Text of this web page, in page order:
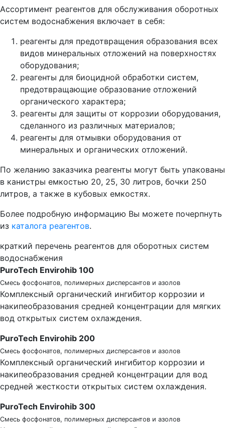
Ассортимент реагентов для обслуживания оборотных
систем водоснабжения включает в себя:
реагенты для предотвращения образования всех
видов минеральных отложений на поверхностях
оборудования;
реагенты для биоцидной обработки систем,
предотвращающие образование отложений
органического характера;
реагенты для защиты от коррозии оборудования,
сделанного из различных материалов;
реагенты для отмывки оборудования от
минеральных и органических отложений.
По желанию заказчика реагенты могут быть упакованы
в канистры емкостью 20, 25, 30 литров, бочки 250
литров, а также в кубовых емкостях.
Более подробную информацию Вы можете почерпнуть
из каталога реагентов.
краткий перечень реагентов для оборотных систем
водоснабжения
PuroTech Envirohib 100
Смесь фосфонатов, полимерных дисперсантов и азолов
Комплексный органический ингибитор коррозии и
накипеобразования средней концентрации для мягких
вод открытых систем охлаждения.
PuroTech Envirohib 200
Смесь фосфонатов, полимерных дисперсантов и азолов
Комплексный органический ингибитор коррозии и
накипеобразования средней концентрации для вод
средней жесткости открытых систем охлаждения.
PuroTech Envirohib 300
Смесь фосфонатов, полимерных дисперсантов и азолов